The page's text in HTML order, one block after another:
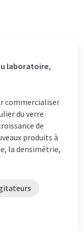
laboratoire,
commercialiser
du verre
de
produits à
la densimétrie,